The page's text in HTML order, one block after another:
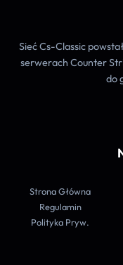
Sieć Cs-Classic
serwerach Counter
do
Strona Główna
Regulamin
Polityka Pryw.